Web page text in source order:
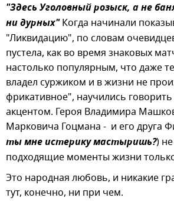
"Здесь Уголовный розыск, а не
ни дурных"Когда начинали
"Ликвидацию", по словам
пустела, как во время знаковых
настолько популярным, что даже
владел суржиком и в жизни не
фрикативное", научились говорить
акцентом. Героя Владимира
Марковича Гоцмана - и его друга
ты мне истерику мастыришь?)
подходящие моменты жизни
Это народная любовь, и никакие
тут, конечно, ни при чем.